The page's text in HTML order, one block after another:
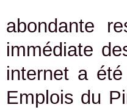
abondante
immédiate
internet a
Emplois du